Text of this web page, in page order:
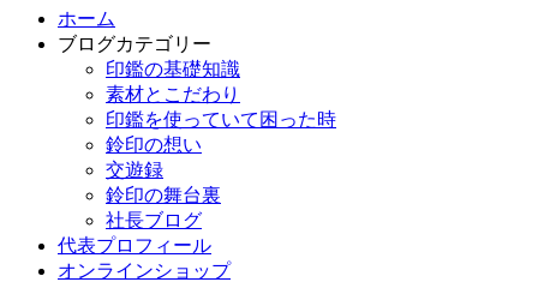
ホーム
ブログカテゴリー
印鑑の基礎知識
素材とこだわり
印鑑を使っていて困った時
鈴印の想い
交遊録
鈴印の舞台裏
社長ブログ
代表プロフィール
オンラインショップ